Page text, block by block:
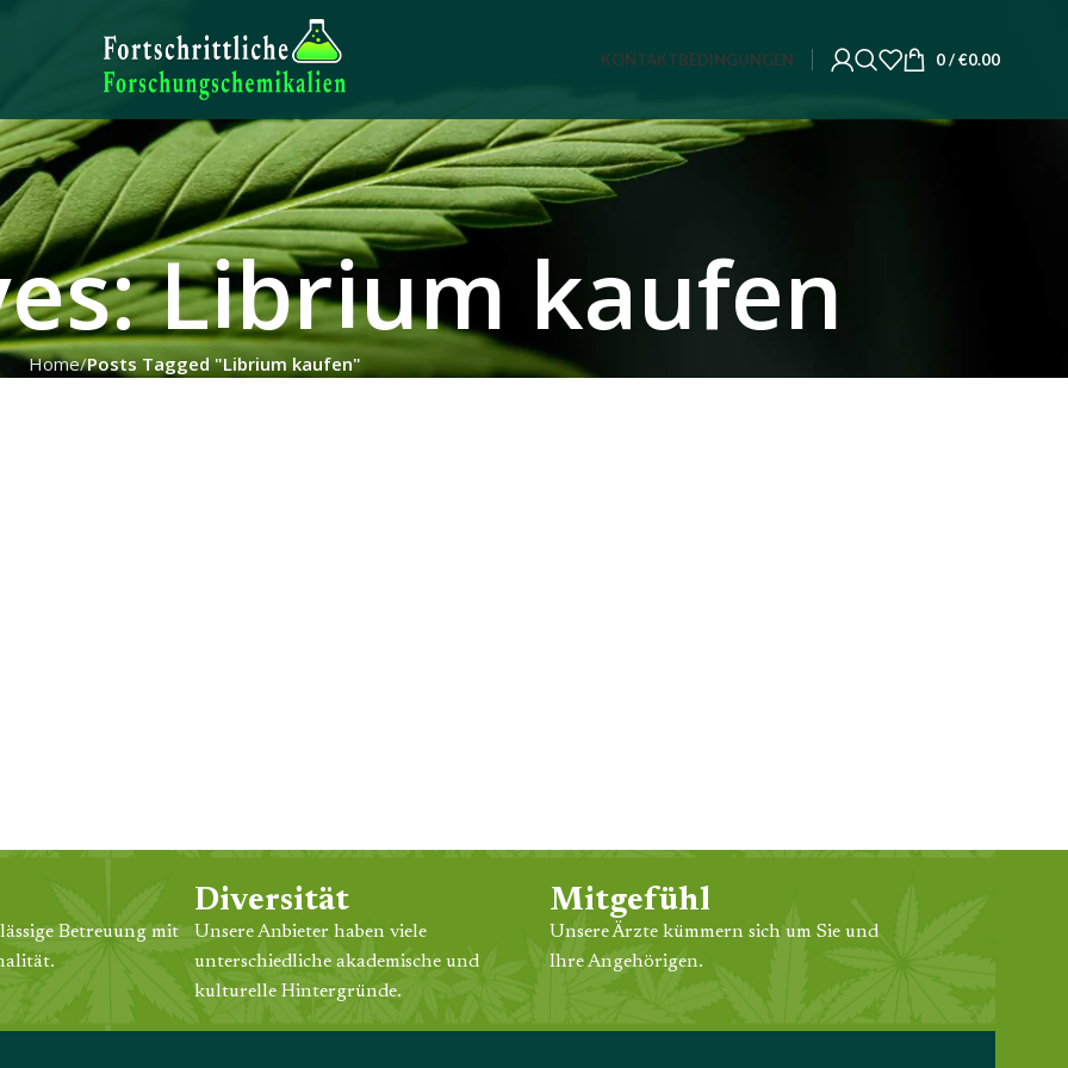
KONTAKTBEDINGUNGEN 0/ €0.00
Librium kaufen
Home Posts Tagged "Librium kaufen"
Betreuung mit
Diversität
Unsere Anbieter haben viele
unterschiedliche akademische und
kulturelle Hintergründe.
Mitgefühl
Unsere Ärzte kümmern sich um Sie und
Ihre Angehörigen.